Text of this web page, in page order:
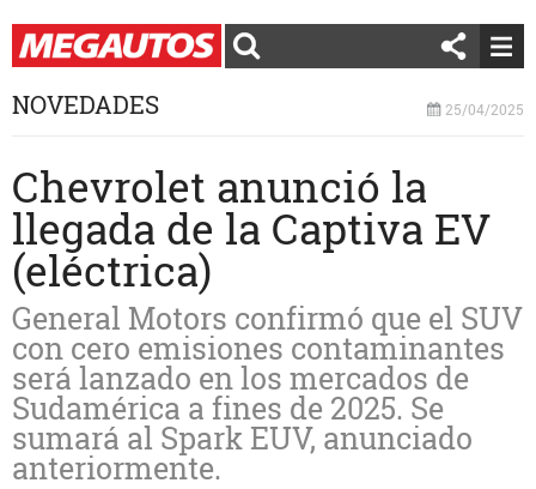
NOVEDADES 25/04/2025
Chevrolet anunció la
llegada de la Captiva EV
(eléctrica)
General Motors confirmó que el SUV
con cero emisiones contaminantes
será lanzado en los mercados de
Sudamérica a fines de 2025. Se
sumará al Spark EUV, anunciado
anteriormente.